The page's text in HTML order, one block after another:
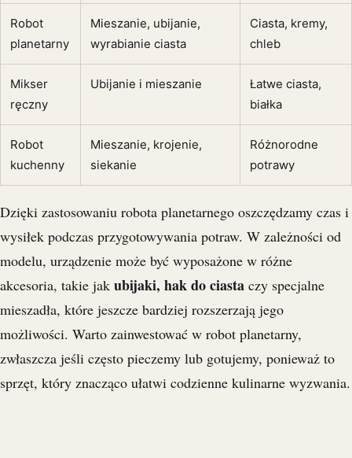
Robot
planetarny
Mieszanie, ubijanie,
wyrabianie ciasta
Ciasta, kremy,
chleb
Mikser
ręczny
Ubijanie i mieszanie
Łatwe ciasta,
białka
Robot
kuchenny
Mieszanie, krojenie,
siekanie
Różnorodne
potrawy
Dzięki zastosowaniu robota planetarnego oszczędzamy czas i
wysiłek podczas przygotowywania potraw. W zależności od
modelu, urządzenie może być wyposażone w różne
akcesoria, takie jak ubijaki, hak do ciasta czy specjalne
mieszadła, które jeszcze bardziej rozszerzają jego
możliwości. Warto zainwestować w robot planetarny,
zwłaszcza jeśli często pieczemy lub gotujemy, ponieważ to
sprzęt, który znacząco ułatwi codzienne kulinarne wyzwania.